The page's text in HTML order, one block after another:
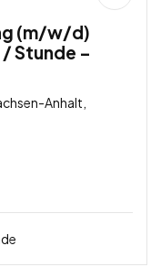
(m/w/d)
/ Stunde –
Anhalt,